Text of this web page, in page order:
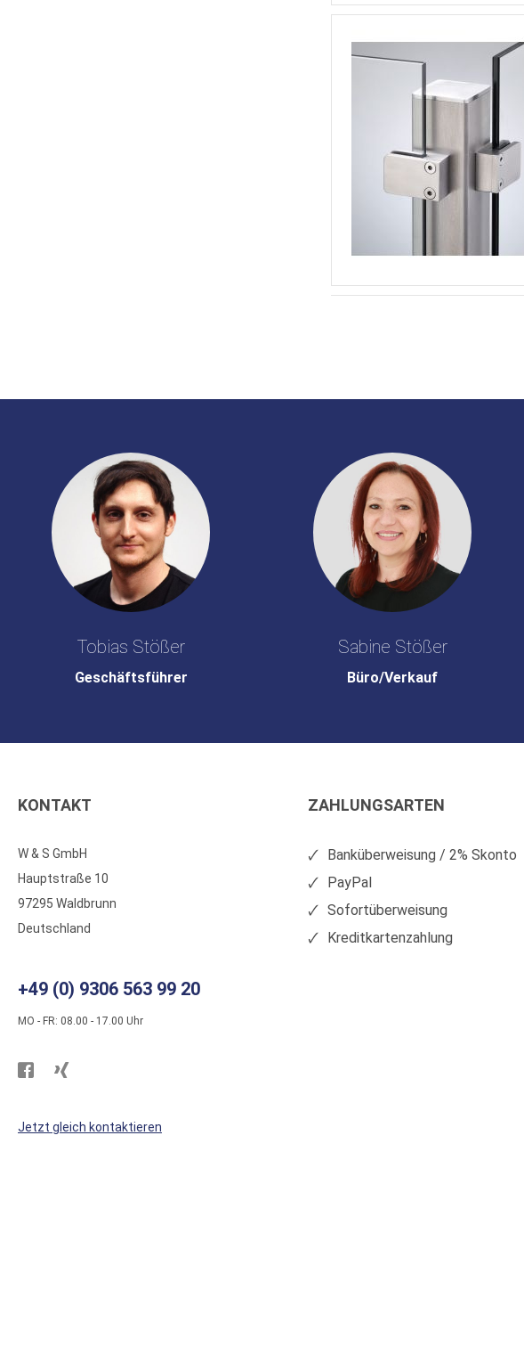
Tobias Stößer
Geschäftsführer
Sabine Stößer
Büro/Verkauf
KONTAKT
W & S GmbH
Hauptstraße 10
97295 Waldbrunn
Deutschland
+49 (0) 9306 563 99 20
MO - FR: 08.00 - 17.00 Uhr
Besuchen
WS
WS
Jetzt gleich kontaktieren
ZAHLUNGSARTEN
Banküberweisung / 2% Skonto
PayPal
Sofortüberweisung
Kreditkartenzahlung